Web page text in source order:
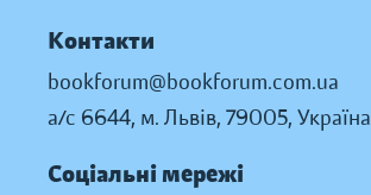
Контакти
bookforum@bookforum.com.ua
а/с 6644, м. Львів, 79005, Україна
Соціальні мережі